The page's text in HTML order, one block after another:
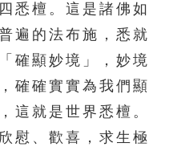
579 580
584 585
594 595
599 600
悉檀。這是諸佛如
遍的法布施，悉就
確顯妙境」，妙境
確確實實為我們顯
這就是世界悉檀。
慰、歡喜，求生極